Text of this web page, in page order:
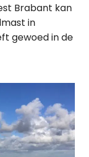
Brabant kan
in
gewoed in de